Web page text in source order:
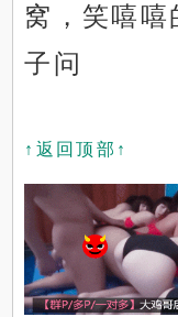
窝，笑嘻
子问
↑返回顶部↑